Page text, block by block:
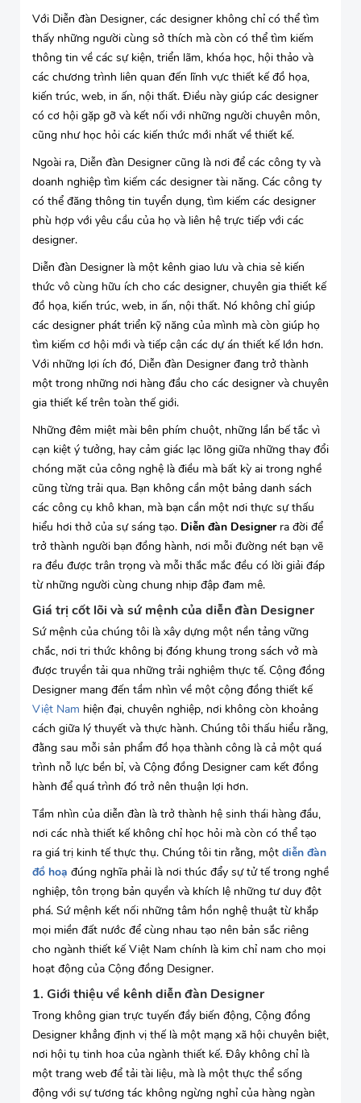
Với Diễn đàn Designer, các designer không chỉ có thể tìm
thấy những người cùng sở thích mà còn có thể tìm kiếm
thông tin về các sự kiện, triển lãm, khóa học, hội thảo và
các chương trình liên quan đến lĩnh vực thiết kế đồ họa,
kiến trúc, web, in ấn, nội thất. Điều này giúp các designer
có cơ hội gặp gỡ và kết nối với những người chuyên môn,
cũng như học hỏi các kiến thức mới nhất về thiết kế.
Ngoài ra, Diễn đàn Designer cũng là nơi để các công ty và
doanh nghiệp tìm kiếm các designer tài năng. Các công ty
có thể đăng thông tin tuyển dụng, tìm kiếm các designer
phù hợp với yêu cầu của họ và liên hệ trực tiếp với các
designer.
Diễn đàn Designer là một kênh giao lưu và chia sẻ kiến
thức vô cùng hữu ích cho các designer, chuyên gia thiết kế
đồ họa, kiến trúc, web, in ấn, nội thất. Nó không chỉ giúp
các designer phát triển kỹ năng của mình mà còn giúp họ
tìm kiếm cơ hội mới và tiếp cận các dự án thiết kế lớn hơn.
Với những lợi ích đó, Diễn đàn Designer đang trở thành
một trong những nơi hàng đầu cho các designer và chuyên
gia thiết kế trên toàn thế giới.
Những đêm miệt mài bên phím chuột, những lần bế tắc vì
cạn kiệt ý tưởng, hay cảm giác lạc lõng giữa những thay đổi
chóng mặt của công nghệ là điều mà bất kỳ ai trong nghề
cũng từng trải qua. Bạn không cần một bảng danh sách
các công cụ khô khan, mà bạn cần một nơi thực sự thấu
hiểu hơi thở của sự sáng tạo. Diễn đàn Designerra đời để
trở thành người bạn đồng hành, nơi mỗi đường nét bạn vẽ
ra đều được trân trọng và mỗi thắc mắc đều có lời giải đáp
từ những người cùng chung nhịp đập đam mê.
Giá trị cốt lõi và sứ mệnh của diễn đàn Designer
Sứ mệnh của chúng tôi là xây dựng một nền tảng vững
chắc, nơi tri thức không bị đóng khung trong sách vở mà
được truyền tải qua những trải nghiệm thực tế. Cộng đồng
Designer mang đến tầm nhìn về một cộng đồng thiết kế
Việt Nam hiện đại, chuyên nghiệp, nơi không còn khoảng
cách giữa lý thuyết và thực hành. Chúng tôi thấu hiểu rằng,
đằng sau mỗi sản phẩm đồ họa thành công là cả một quá
trình nỗ lực bền bỉ, và Cộng đồng Designer cam kết đồng
hành để quá trình đó trở nên thuận lợi hơn.
Tầm nhìn của diễn đàn là trở thành hệ sinh thái hàng đầu,
nơi các nhà thiết kế không chỉ học hỏi mà còn có thể tạo
ra giá trị kinh tế thực thụ. Chúng tôi tin rằng, một diễn đàn
đồ hoạ đúng nghĩa phải là nơi thúc đẩy sự tử tế trong nghề
nghiệp, tôn trọng bản quyền và khích lệ những tư duy đột
phá. Sứ mệnh kết nối những tâm hồn nghệ thuật từ khắp
mọi miền đất nước để cùng nhau tạo nên bản sắc riêng
cho ngành thiết kế Việt Nam chính là kim chỉ nam cho mọi
hoạt động của Cộng đồng Designer.
1. Giới thiệu về kênh diễn đàn Designer
Trong không gian trực tuyến đầy biến động, Cộng đồng
Designer khẳng định vị thế là một mạng xã hội chuyên biệt,
nơi hội tụ tinh hoa của ngành thiết kế. Đây không chỉ là
một trang web để tải tài liệu, mà là một thực thể sống
động với sự tương tác không ngừng nghỉ của hàng ngàn